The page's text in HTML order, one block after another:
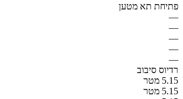
פתיחת תא מטען
—
—
—
—
—
רדיוס סיבוב
5.15 מטר
5.15 מטר